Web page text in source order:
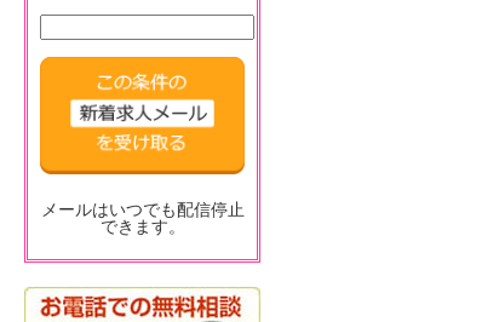
メールはいつでも配信停止
できます。